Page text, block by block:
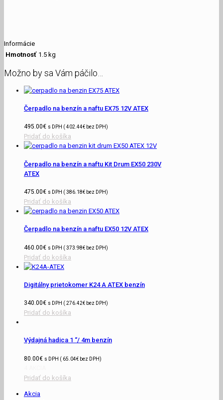
Informácie
Hmotnosť 1.5 kg
Možno by sa Vám páčilo…
Čerpadlo na benzín a naftu EX75 12V ATEX
495.00€ s DPH ( 402.44€ bez DPH)
Pridať do košíka
Čerpadlo na benzín a naftu Kit Drum EX50 230V
ATEX
475.00€ s DPH ( 386.18€ bez DPH)
Pridať do košíka
Čerpadlo na benzín a naftu EX50 12V ATEX
460.00€ s DPH ( 373.98€ bez DPH)
Pridať do košíka
Digitálny prietokomer K24 A ATEX benzín
340.00€ s DPH ( 276.42€ bez DPH)
Pridať do košíka
Výdajná hadica 1 “/ 4m benzín
80.00€ s DPH ( 65.04€ bez DPH)
Pridať do košíka
Akcia